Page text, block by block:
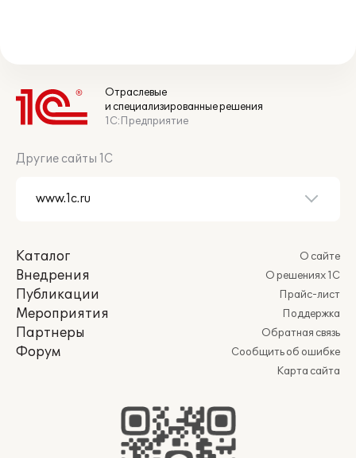
Отраслевые
и специализированные решения
1С:Предприятие
Другие сайты 1С
Каталог
Внедрения
Публикации
Мероприятия
Партнеры
Форум
О сайте
О решениях 1С
Прайс-лист
Поддержка
Обратная связь
Сообщить об ошибке
Карта сайта